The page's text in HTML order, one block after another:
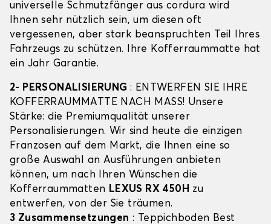
universelle Schmutzfänger aus cordura wird
Ihnen sehr nützlich sein, um diesen oft
vergessenen, aber stark beanspruchten Teil Ihres
Fahrzeugs zu schützen. Ihre Kofferraummatte hat
ein Jahr Garantie.
2- PERSONALISIERUNG : ENTWERFEN SIE IHRE
KOFFERRAUMMATTE NACH MASS! Unsere
Stärke: die Premiumqualität unserer
Personalisierungen. Wir sind heute die einzigen
Franzosen auf dem Markt, die Ihnen eine so
große Auswahl an Ausführungen anbieten
können, um nach Ihren Wünschen die
Kofferraummatten LEXUS RX 450H zu
entwerfen, von der Sie träumen.
3 Zusammensetzungen : Teppichboden Best